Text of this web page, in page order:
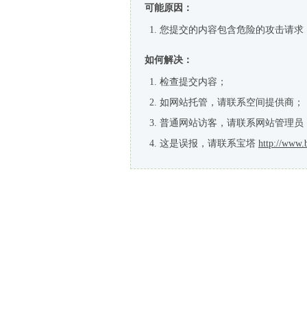
可能原因：
您提交的内容包含危险的攻击请求
如何解决：
检查提交内容；
如网站托管，请联系空间提供商；
普通网站访客，请联系网站管理员
这是误报，请联系宝塔 http://